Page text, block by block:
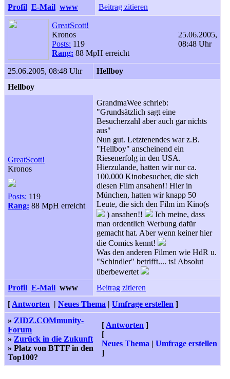
Profil E-Mail www Beitrag zitieren
GreatScott!
Kronos
Posts: 119
Rang: 88 MpH erreicht
25.06.2005,
08:48 Uhr
25.06.2005, 08:48 Uhr
Hellboy
Hellboy
GreatScott!
Kronos
Posts: 119
Rang: 88 MpH erreicht
GrandmaWee schrieb:
"Grundsätzlich sagt eine
Besucherzahl aber auch gar nichts
aus"
Nun gut. Letztenendes war z.B.
"Hellboy" anscheinend ein
Riesenerfolg in den USA.
Hierzulande, hatten wir nur ca.
100.000 Kinobesucher, die sich
diesen Film ansahen!! Hier in
München, hatten wir knapp 50
Leute, die sich den Film im Kino(s
) ansahen!!
Ich meine, dass
man ordentlich Werbung dafür
gemacht hat. Aber wenn keiner hier
die Comics kennt!
Was den anderen Filmen wie HdR u.
"Schindler" betrifft.... ts! Absolut
überbewertet
Profil E-Mail www
Beitrag zitieren
[ Antworten | Neues Thema | Umfrage erstellen ]
» ZIDZ.COMmunity-
Forum
» Zurück in die Zukunft
» Platz von BTTF in den
Top100?
[ Antworten ]
[
Neues Thema | Umfrage erstellen
]